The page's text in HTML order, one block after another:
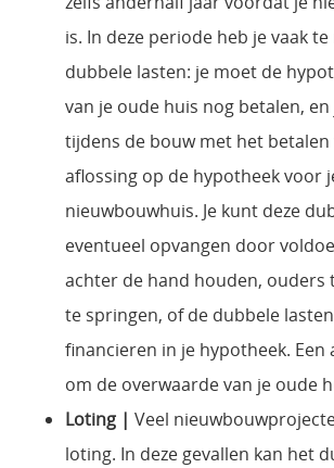
is. In deze periode heb je vaak
dubbele lasten: je moet de
van je oude huis nog betalen,
tijdens de bouw met het betalen
aflossing op de hypotheek voor
nieuwbouwhuis. Je kunt deze
eventueel opvangen door
achter de hand houden, ouders
te springen, of de dubbele
financieren in je hypotheek. Een
om de overwaarde van je oude
Loting | Veel
loting. In deze gevallen kan het